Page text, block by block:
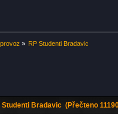
» RP Studenti Bradavic
Studenti Bradavic (Přečteno